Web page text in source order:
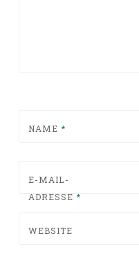
NAME *
E-MAIL-
ADRESSE *
WEBSITE